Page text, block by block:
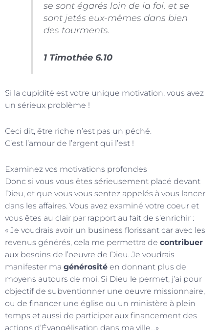
se sont égarés loin de la foi, et se
sont jetés eux-mêmes dans bien
des tourments.
1 Timothée 6.10
Si la cupidité est votre unique motivation, vous avez
un sérieux problème !
Ceci dit, être riche n’est pas un péché.
C’est l’amour de l’argent qui l’est !
Examinez vos motivations profondes
Donc si vous vous êtes sérieusement placé devant
Dieu, et que vous vous sentez appelés à vous lancer
dans les affaires. Vous avez examiné votre coeur et
vous êtes au clair par rapport au fait de s’enrichir :
« Je voudrais avoir un business florissant car avec les
revenus générés, cela me permettra de contribuer
aux besoins de l’oeuvre de Dieu. Je voudrais
manifester ma générosité en donnant plus de
moyens autours de moi. Si Dieu le permet, j’ai pour
objectif de subventionner une oeuvre missionnaire,
ou de financer une église ou un ministère à plein
temps et aussi de participer aux financement des
actions d’Évangélisation dans ma ville…»